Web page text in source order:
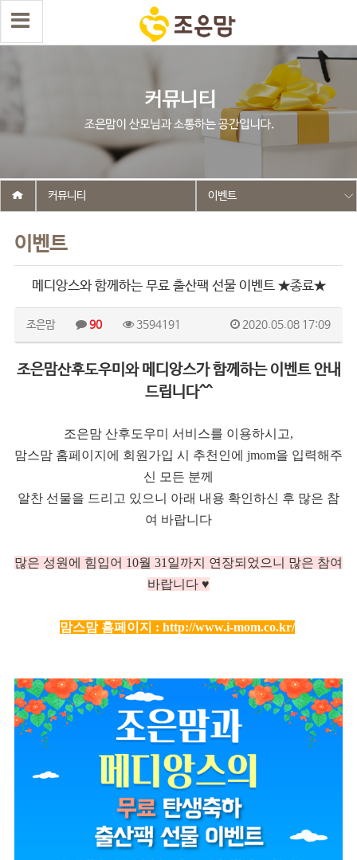
이벤트
커뮤니티 이벤트
메디앙스와 함께하는 무료 출산팩 선물 이벤트 ★종료★
조은맘 90 3594191 2020.05.08 17:09
조은맘산후도우미와 메디앙스가 함께하는 이벤트 안내
드립니다^^
조은맘 산후도우미 서비스를 이용하시고,
맘스맘 홈페이지에 회원가입 시 추천인에 jmom을 입력해주
신 모든 분께
알찬 선물을 드리고 있으니 아래 내용 확인하신 후 많은 참
여 바랍니다
많은 성원에 힘입어 10월 31일까지 연장되었으니 많은 참여
바랍니다 ♥
맘스맘 홈페이지 : http://www.i-mom.co.kr/